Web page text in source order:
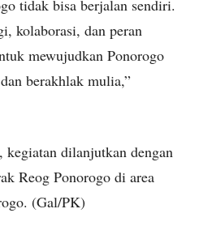
tidak bisa berjalan sendiri.
kolaborasi, dan peran
mewujudkan Ponorogo
berakhlak mulia,”
kegiatan dilanjutkan dengan
Reog Ponorogo di area
(Gal/PK)